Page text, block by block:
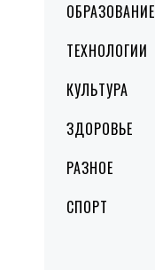
ОБРАЗОВАНИЕ
ТЕХНОЛОГИИ
КУЛЬТУРА
ЗДОРОВЬЕ
РАЗНОЕ
СПОРТ